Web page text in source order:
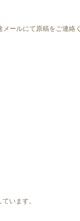
ールにて原稿をご連絡
います。